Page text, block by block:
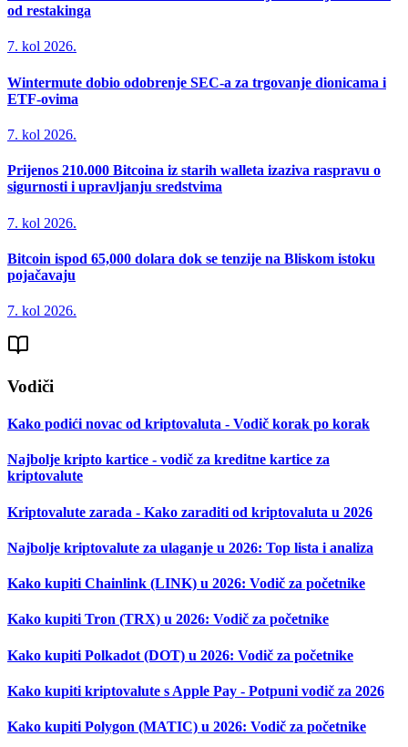
od restakinga
7. kol 2026.
Wintermute dobio odobrenje SEC-a za trgovanje dionicama i
ETF-ovima
7. kol 2026.
Prijenos 210.000 Bitcoina iz starih walleta izaziva raspravu o
sigurnosti i upravljanju sredstvima
7. kol 2026.
Bitcoin ispod 65,000 dolara dok se tenzije na Bliskom istoku
pojačavaju
7. kol 2026.
Vodiči
Kako podići novac od kriptovaluta - Vodič korak po korak
Najbolje kripto kartice - vodič za kreditne kartice za
kriptovalute
Kriptovalute zarada - Kako zaraditi od kriptovaluta u 2026
Najbolje kriptovalute za ulaganje u 2026: Top lista i analiza
Kako kupiti Chainlink (LINK) u 2026: Vodič za početnike
Kako kupiti Tron (TRX) u 2026: Vodič za početnike
Kako kupiti Polkadot (DOT) u 2026: Vodič za početnike
Kako kupiti kriptovalute s Apple Pay - Potpuni vodič za 2026
Kako kupiti Polygon (MATIC) u 2026: Vodič za početnike